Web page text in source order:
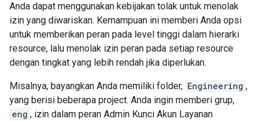
Anda dapat menggunakan kebijakan tolak untuk menolak
izin yang diwariskan. Kemampuan ini memberi Anda opsi
untuk memberikan peran pada level tinggi dalam hierarki
resource, lalu menolak izin peran pada setiap resource
dengan tingkat yang lebih rendah jika diperlukan.
Misalnya, bayangkan Anda memiliki folder, Engineering ,
yang berisi beberapa project. Anda ingin memberi grup,
eng , izin dalam peran Admin Kunci Akun Layanan